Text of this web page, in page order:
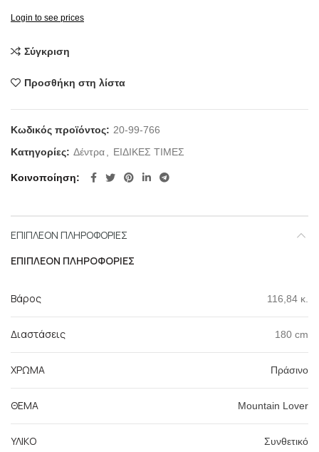
Login to see prices
Σύγκριση
Προσθήκη στη λίστα
Κωδικός προϊόντος: 20-99-766
Κατηγορίες: Δέντρα ΕΙΔΙΚΕΣ ΤΙΜΕΣ
Κοινοποίηση
ΕΠΙΠΛΈΟΝ ΠΛΗΡΟΦΟΡΊΕΣ
ΕΠΙΠΛΈΟΝ ΠΛΗΡΟΦΟΡΊΕΣ
Βάρος 116,84 κ.
Διαστάσεις 180 cm
ΧΡΩΜΑ Πράσινο
ΘΕΜΑ Mountain Lover
ΥΛΙΚΟ Συνθετικό